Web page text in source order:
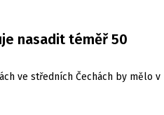
nasadit téměř 50
ve středních Čechách by mělo v